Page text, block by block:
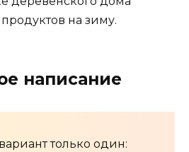
на зиму.
написание
только один: